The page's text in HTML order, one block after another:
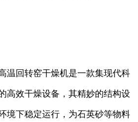
温回转窑干燥机是一款集现代科
高效干燥设备，其精妙的结构设
境下稳定运行，为石英砂等物料